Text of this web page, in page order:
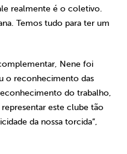
realmente é o coletivo.
Temos tudo para ter um
Nene foi
o reconhecimento das
do trabalho,
este clube tão
da nossa torcida”,